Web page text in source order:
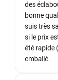
des
bonne
suis très
si le prix
été rapide
emballé.